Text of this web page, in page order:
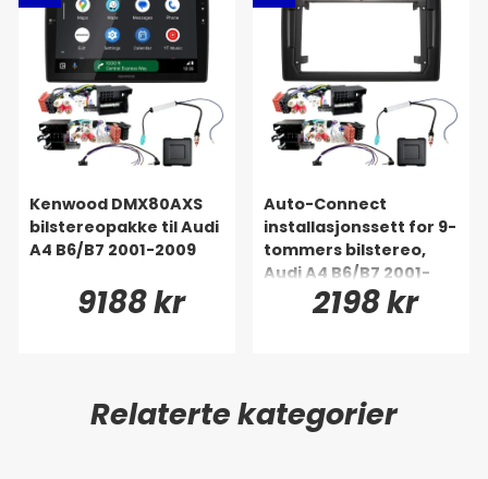
Kenwood DMX80AXS
bilstereopakke til Audi
A4 B6/B7 2001-2009
9188 kr
Auto-Connect
installasjonssett for 9-
tommers bilstereo,
Audi A4 B6/B7 2001-
2198 kr